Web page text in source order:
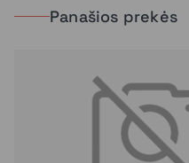
Panašios prekės